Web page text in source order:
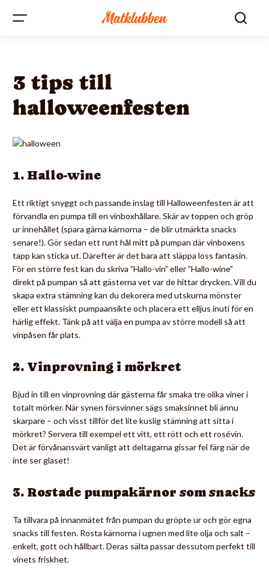
3 tips till
halloweenfesten
1. Hallo-wine
Ett riktigt snyggt och passande inslag till Halloweenfesten är att
förvandla en pumpa till en vinboxhållare. Skär av toppen och gröp
ur innehållet (spara gärna kärnorna – de blir utmärkta snacks
senare!). Gör sedan ett runt hål mitt på pumpan där vinboxens
tapp kan sticka ut. Därefter är det bara att släppa loss fantasin.
För en större fest kan du skriva ”Hallo-vin” eller ”Hallo-wine”
direkt på pumpan så att gästerna vet var de hittar drycken. Vill du
skapa extra stämning kan du dekorera med utskurna mönster
eller ett klassiskt pumpaansikte och placera ett elljus inuti för en
härlig effekt. Tänk på att välja en pumpa av större modell så att
vinpåsen får plats.
2. Vinprovning i mörkret
Bjud in till en vinprovning där gästerna får smaka tre olika viner i
totalt mörker. När synen försvinner sägs smaksinnet bli ännu
skarpare – och visst tillför det lite kuslig stämning att sitta i
mörkret? Servera till exempel ett vitt, ett rött och ett rosévin.
Det är förvånansvärt vanligt att deltagarna gissar fel färg när de
inte ser glaset!
3. Rostade pumpakärnor som snacks
Ta tillvara på innanmätet från pumpan du gröpte ur och gör egna
snacks till festen. Rosta kärnorna i ugnen med lite olja och salt –
enkelt, gott och hållbart. Deras sälta passar dessutom perfekt till
vinets friskhet.